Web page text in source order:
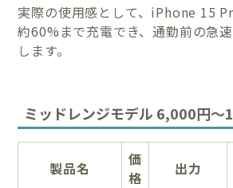
実際の使用感として、iPhone 15
約60%まで充電でき、通勤前の急
します。
ミッドレンジモデル 6,000円〜
製品名
価
格
出力